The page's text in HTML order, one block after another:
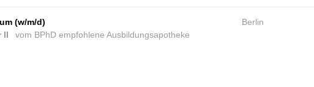
(w/m/d)
II
vom BPhD empfohlene Ausbildungsapotheke
Berlin